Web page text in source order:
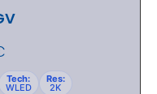
Tech:
WLED
Res:
2K